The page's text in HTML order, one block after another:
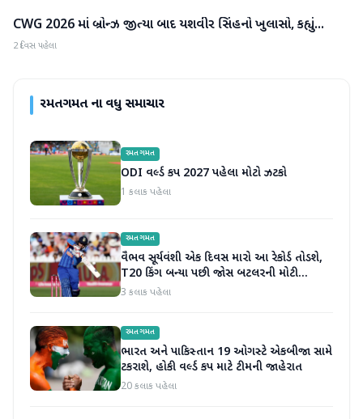
રમતગમત
CWG 2026 માં બ્રોન્ઝ જીત્યા બાદ યશવીર સિંહનો ખુલાસો, કહ્યું...
2 દિવસ પહેલા
રમતગમતના વધુ સમાચાર
રમતગમત
ODI વર્લ્ડ કપ 2027 પહેલા મોટો ઝટકો
1 કલાક પહેલા
રમતગમત
વૈભવ સૂર્યવંશી એક દિવસ મારો આ રેકોર્ડ તોડશે,
T20 કિંગ બન્યા પછી જોસ બટલરની મોટી
ભવિષ્યવાણી
3 કલાક પહેલા
રમતગમત
ભારત અને પાકિસ્તાન 19 ઓગસ્ટે એકબીજા સામે
ટકરાશે, હોકી વર્લ્ડ કપ માટે ટીમની જાહેરાત
20 કલાક પહેલા